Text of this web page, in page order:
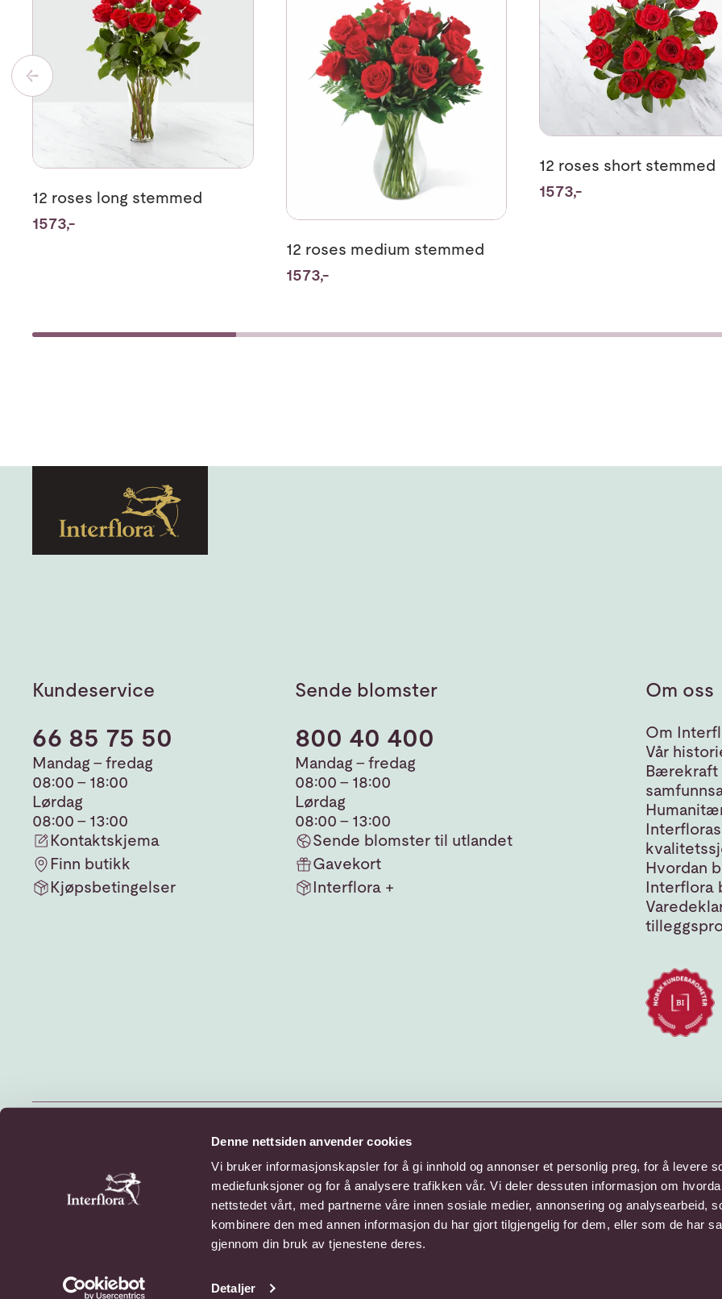
Denne nettsiden anvender cookies
Vi bruker informasjonskapsler for å gi innhold og annonser et personlig preg, for å levere
mediefunksjoner og for å analysere trafikken vår. Vi deler dessuten informasjon om
nettstedet vårt, med partnerne våre innen sosiale medier, annonsering og analysearbeid,
kombinere den med annen informasjon du har gjort tilgjengelig for dem, eller som de har
gjennom din bruk av tjenestene deres.
Detaljer
12 roses long stemmed
1573,-
12 roses medium stemmed
1573,-
12 roses short stemmed
1573,-
Kundeservice
66 85 75 50
Mandag - fredag
08:00 - 18:00
Lørdag
08:00 - 13:00
Kontaktskjema
Finn butikk
Kjøpsbetingelser
Sende blomster
800 40 400
Mandag - fredag
08:00 - 18:00
Lørdag
08:00 - 13:00
Sende blomster til utlandet
Gavekort
Interflora +
Om oss
Om
Vår
Bærekraft
Interfloras
Hvordan
Interflora
PersonvernCookies